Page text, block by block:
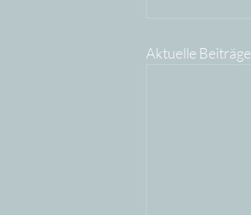
Aktuelle Beiträge